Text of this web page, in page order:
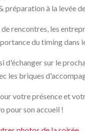
préparation à la levée
rencontres, les
du timing dans
d'échanger sur le
les briques
votre présence et
pour son accueil !